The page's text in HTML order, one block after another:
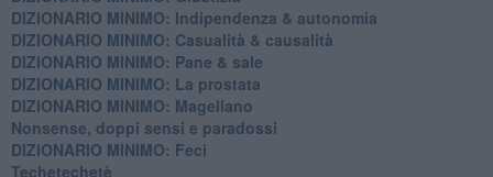
DIZIONARIO MINIMO: ​Indipendenza & autonomia
DIZIONARIO MINIMO: ​Casualità & causalità
​DIZIONARIO MINIMO: Pane & sale
DIZIONARIO MINIMO: La prostata
​DIZIONARIO MINIMO: Magellano
Nonsense, doppi sensi e paradossi
DIZIONARIO MINIMO: Feci
Techetechetè